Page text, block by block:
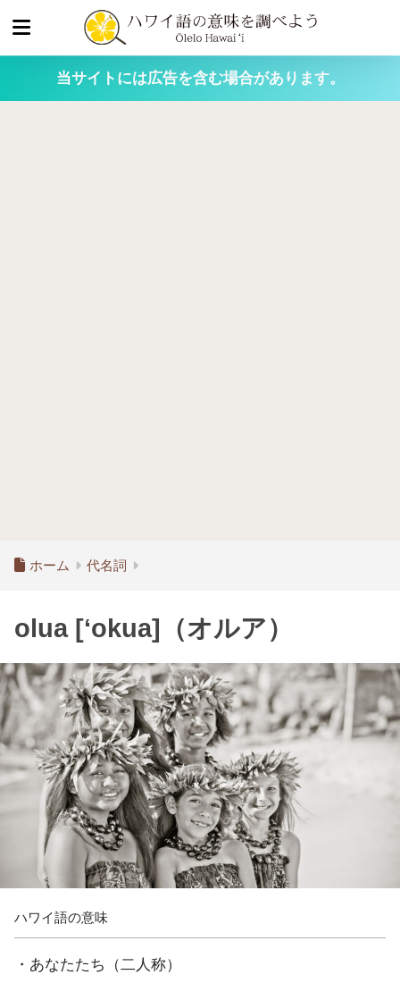
当サイトには広告を含む場合があります。
ホーム 代名詞
olua [‘okua]（オルア）
ハワイ語の意味
・あなたたち（二人称）